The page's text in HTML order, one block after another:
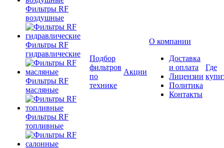
Фильтры RF
воздушные
Фильтры RF
гидравлические
Фильтры RF
масляные
Фильтры RF
топливные
Подбор
фильтров
по
технике
Акции
О компании
Доставка
и оплата
Лицензии
Политика
Контакты
Где